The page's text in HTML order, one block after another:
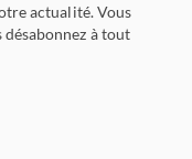
actualité. Vous
à tout